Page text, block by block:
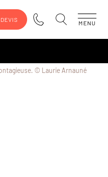
MENU
© Laurie Arnauné